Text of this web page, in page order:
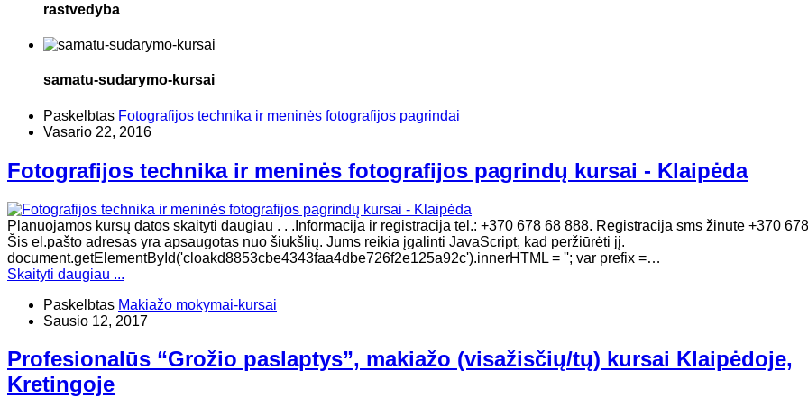
rastvedyba
samatu-sudarymo-kursai
Paskelbtas Fotografijos technika ir meninės fotografijos pagrindai
Vasario 22, 2016
Fotografijos technika ir meninės fotografijos pagrindų kursai - Klaipėda
Planuojamos kursų datos skaityti daugiau . . .Informacija ir registracija tel.: +370 678 68 888. Registracija sms žinute +370
Šis el.pašto adresas yra apsaugotas nuo šiukšlių. Jums reikia įgalinti JavaScript, kad peržiūrėti jį.
document.getElementById('cloakd8853cbe4343faa4dbe726f2e125a92c').innerHTML = ''; var prefix =…
Skaityti daugiau ...
Paskelbtas Makiažo mokymai-kursai
Sausio 12, 2017
Profesionalūs “Grožio paslaptys”, makiažo (visažisčių/tų) kursai Klaipėdoje,
Kretingoje